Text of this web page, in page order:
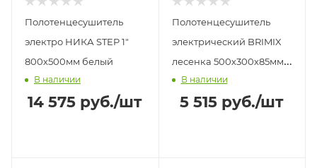
Полотенцесушитель
электро НИКА STEP 1"
800х500мм белый
В наличии
14 575 руб./шт
Полотенцесушитель
электрический BRIMIX
лесенка 500х300х85мм 4
перекладины 52 W
белый
В наличии
5 515 руб./шт